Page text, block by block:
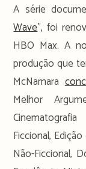
A série
Wave”, foi
HBO Max. A
produção que
McNamara
Melhor
Ficcional,
Não-Ficcional,